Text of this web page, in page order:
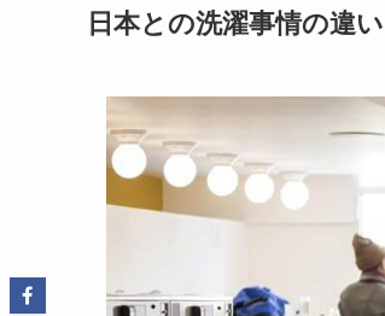
日本との洗濯事情の違い